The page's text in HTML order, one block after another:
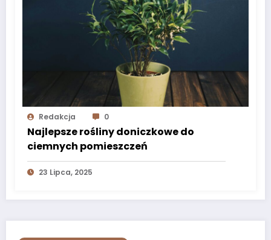
Redakcja 0
Najlepsze rośliny doniczkowe do
ciemnych pomieszczeń
23 Lipca, 2025